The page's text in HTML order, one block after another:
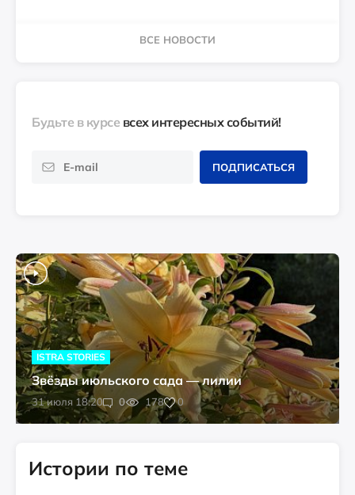
ВСЕ НОВОСТИ
Будьте в курсе всех интересных событий!
ПОДПИСАТЬСЯ
31 июля 18:20 0 178 0
ISTRA STORIES
Звёзды июльского сада — лилии
Истории по теме